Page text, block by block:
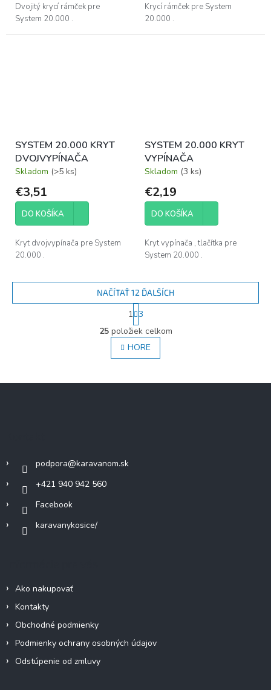
Dvojitý krycí rámček pre
System 20.000 .
Krycí rámček pre System
20.000 .
SYSTEM 20.000 KRYT
DVOJVYPÍNAČA
Skladom (>5 ks)
€3,51
DO KOŠÍKA
Kryt dvojvypínača pre System
20.000 .
SYSTEM 20.000 KRYT
VYPÍNAČA
Skladom (3 ks)
€2,19
DO KOŠÍKA
Kryt vypínača , tlačítka pre
System 20.000 .
O
v
l
á
a
NAČÍTAŤ 12 ĎALŠÍCH
S
t
r
á
n
k
v
1 3
25položiek celkom
HORE
podpora@karavanom.sk
+421 940 942 560
Facebook
karavanykosice/
Ako nakupovať
Kontakty
Obchodné podmienky
Podmienky ochrany osobných údajov
Odstúpenie od zmluvy